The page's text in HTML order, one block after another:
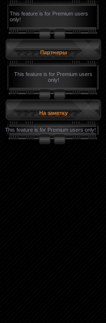
This feature is for Premium users
only!
Партнеры
This feature is for Premium users
only!
На заметку
This feature is for Premium users only!